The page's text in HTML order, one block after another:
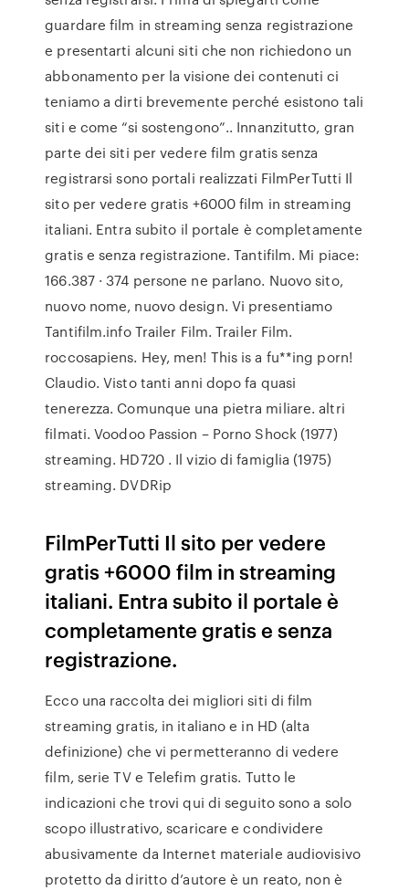
guardare film in streaming senza registrazione
e presentarti alcuni siti che non richiedono un
abbonamento per la visione dei contenuti ci
teniamo a dirti brevemente perché esistono tali
siti e come “si sostengono”.. Innanzitutto, gran
parte dei siti per vedere film gratis senza
registrarsi sono portali realizzati FilmPerTutti Il
sito per vedere gratis +6000 film in streaming
italiani. Entra subito il portale è completamente
gratis e senza registrazione. Tantifilm. Mi piace:
166.387 · 374 persone ne parlano. Nuovo sito,
nuovo nome, nuovo design. Vi presentiamo
Tantifilm.info Trailer Film. Trailer Film.
roccosapiens. Hey, men! This is a fu**ing porn!
Claudio. Visto tanti anni dopo fa quasi
tenerezza. Comunque una pietra miliare. altri
filmati. Voodoo Passion – Porno Shock (1977)
streaming. HD720 . Il vizio di famiglia (1975)
streaming. DVDRip
FilmPerTutti Il sito per vedere
gratis +6000 film in streaming
italiani. Entra subito il portale è
completamente gratis e senza
registrazione.
Ecco una raccolta dei migliori siti di film
streaming gratis, in italiano e in HD (alta
definizione) che vi permetteranno di vedere
film, serie TV e Telefim gratis. Tutto le
indicazioni che trovi qui di seguito sono a solo
scopo illustrativo, scaricare e condividere
abusivamente da Internet materiale audiovisivo
protetto da diritto d’autore è un reato, non è